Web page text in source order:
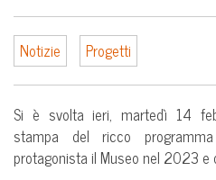
Notizie Progetti
Si è svolta ieri, martedì 14
stampa del ricco
protagonista il Museo nel 2023 e